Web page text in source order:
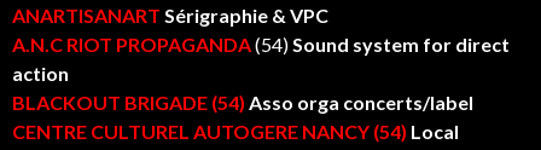
ANARTISANART Sérigraphie & VPC
A.N.C RIOT PROPAGANDA(54)Sound system for direct
action
BLACKOUT BRIGADE (54) Asso orga concerts/label
CENTRE CULTUREL AUTOGERE NANCY (54) Local